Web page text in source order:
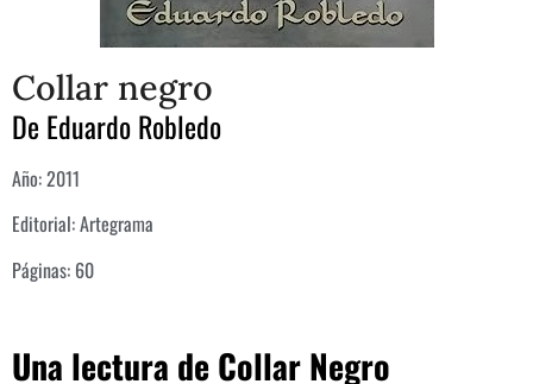
Collar negro
De Eduardo Robledo
Año: 2011
Editorial:Artegrama
Páginas: 60
Una lectura de Collar Negro